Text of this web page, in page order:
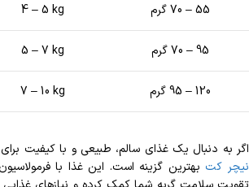
55 – 70 گرم 4 – 5 kg
95 – 70 گرم 5 – 7 kg
120 – 95 گرم 7 – 10 kg
اگر به دنبال یک غذای سالم، طبیعی و با کیفیت
نیچر کت بهترین گزینه است. این غذا با